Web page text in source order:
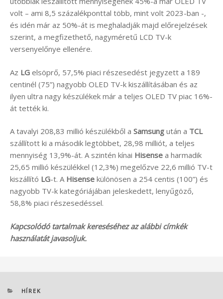
volt – ami 8,5 százalékponttal több, mint volt 2023-ban -,
és idén már az 50%-át is meghaladják majd előrejelzések
szerint, a megfizethető, nagyméretű LCD TV-k
versenyelőnye ellenére.
Az LG elsöprő, 57,5% piaci részesedést jegyzett a 189
centinél (75”) nagyobb OLED TV-k kiszállításában és az
ilyen ultra nagy készülékek már a teljes OLED TV piac 16%-
át tették ki.
A tavalyi 208,83 millió készülékből a Samsung után a TCL
szállított ki a második legtöbbet, 28,98 milliót, a teljes
mennyiség 13,9%-át. A szintén kínai Hisense a harmadik
25,65 millió készülékkel (12,3%) megelőzve 22,6 millió TV-t
kiszállító LG-t. A Hisense különösen a 254 centis (100”) és
nagyobb TV-k kategóriájában jeleskedett, lenyűgöző,
58,8% piaci részesedéssel.
Kapcsolódó tartalmak kereséséhez az alábbi címkék
használatát javasoljuk.
KATEGÓRIÁK
HÍREK